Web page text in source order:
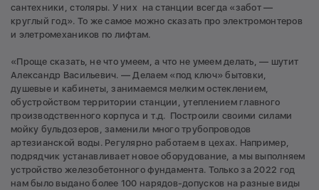
сантехники, столяры. У них на станции всегда «забот —
круглый год». То же самое можно сказать про электромонтеров
и элетромехаников по лифтам.
«Проще сказать, не что умеем, а что не умеем делать, — шутит
Александр Васильевич. — Делаем «под ключ» бытовки,
душевые и кабинеты, занимаемся мелким остеклением,
обустройством территории станции, утеплением главного
производственного корпуса и т.д. Построили своими силами
мойку бульдозеров, заменили много трубопроводов
артезианской воды. Регулярно работаем в цехах. Например,
подрядчик устанавливает новое оборудование, а мы выполняем
устройство железобетонного фундамента. Только за 2022 год
нам было выдано более 100 нарядов-допусков на разные виды